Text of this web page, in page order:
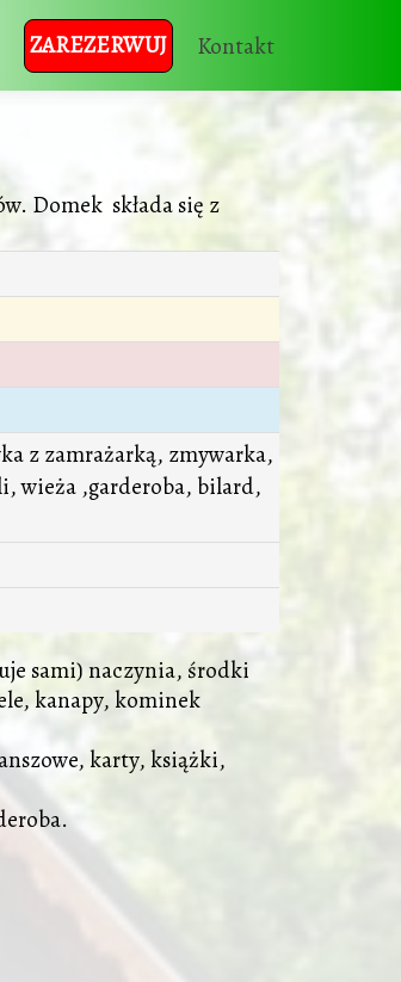
ZAREZERWUJ Kontakt
Domek składa się z
z zamrażarką, zmywarka,
wieża ,garderoba, bilard,
sami) naczynia, środki
kanapy, kominek
karty, książki,